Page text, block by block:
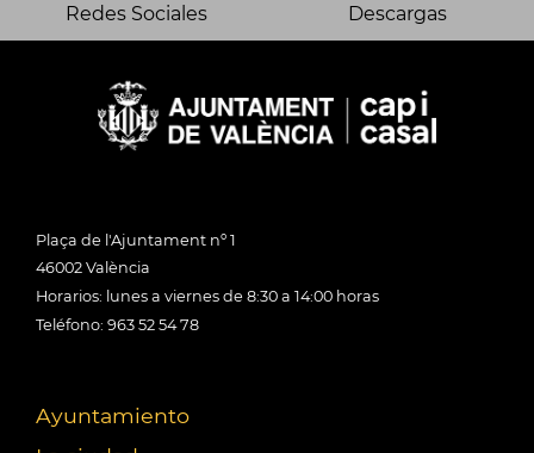
Redes Sociales Descargas
Plaça de l'Ajuntament nº 1
46002 València
Horarios: lunes a viernes de 8:30 a 14:00 horas
Teléfono: 963 52 54 78
Ayuntamiento